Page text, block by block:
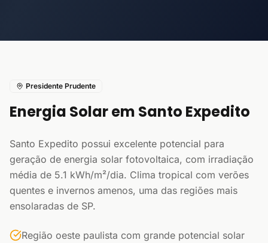
Presidente Prudente
Energia Solar em Santo Expedito
Santo Expedito possui excelente potencial para
geração de energia solar fotovoltaica, com irradiação
média de 5.1 kWh/m²/dia. Clima tropical com verões
quentes e invernos amenos, uma das regiões mais
ensolaradas de SP.
Região oeste paulista com grande potencial solar